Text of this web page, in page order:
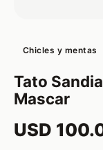
Chicles y mentas
Tato
Mascar
USD